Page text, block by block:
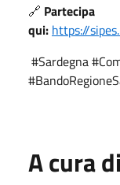
🔗 Partecipa
qui: https://
#Sardegna
A cura di